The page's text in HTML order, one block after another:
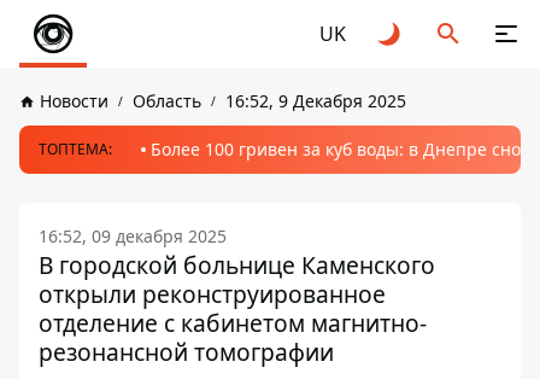
UK
Новости Область 16:52, 9 Декабря 2025
ТОПТЕМА: Более 100 гривен за куб воды: в Днепре
16:52, 09 декабря 2025
В городской больнице Каменского
открыли реконструированное
отделение с кабинетом магнитно-
резонансной томографии